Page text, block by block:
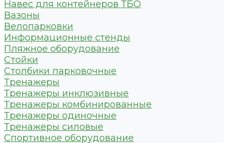
Навес для контейнеров ТБО
Вазоны
Велопарковки
Информационные стенды
Пляжное оборудование
Стойки
Столбики парковочные
Тренажеры
Тренажеры инклюзивные
Тренажеры комбинированные
Тренажеры одиночные
Тренажеры силовые
Спортивное оборудование